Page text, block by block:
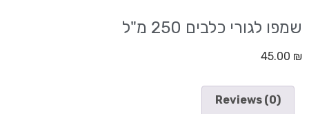
שמפו לגורי כלבים 250 מ"ל
45.00 ₪
Reviews (0)